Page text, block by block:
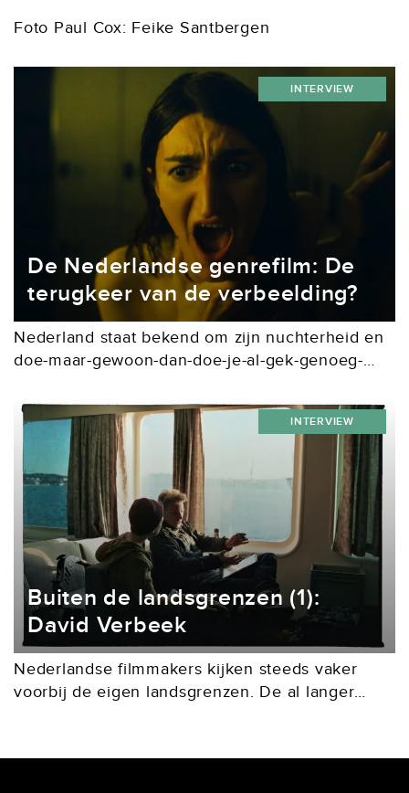
Foto Paul Cox: Feike Santbergen
De Nederlandse genrefilm: De
terugkeer van de verbeelding?
Nederland staat bekend om zijn nuchterheid en
doe-maar-gewoon-dan-doe-je-al-gek-genoeg-
weerspiegeld in de films die we maken, waarin
het realisme de boventoon voert. Daar zijn een
aantal...
INTERVIEW
Buiten de landsgrenzen (1):
David Verbeek
Nederlandse filmmakers kijken steeds vaker
voorbij de eigen landsgrenzen. De al langer
spelende The Wolf, the Fox and the...
INTERVIEW